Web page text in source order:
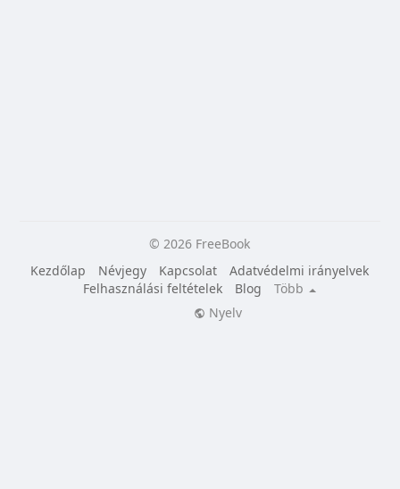
© 2026 FreeBook
Kezdőlap
Névjegy Kapcsolat
Adatvédelmi irányelvek
Felhasználási feltételek
Blog
Több
Nyelv